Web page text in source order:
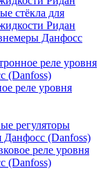
стёкла для
Ридан
Данфосс
реле уровня
(Danfoss)
реле уровня
регуляторы
Данфосс (Danfoss)
реле уровня
(Danfoss)